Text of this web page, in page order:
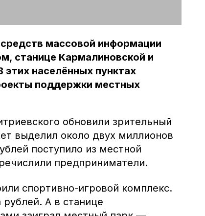
массовой информации
станице Кармалиновской и
населённых пунктах
поддержки местных
обновили зрительный
выделил около двух миллионов
поступило из местной
предприниматели.
спортивно-игровой комплекс.
А в станице